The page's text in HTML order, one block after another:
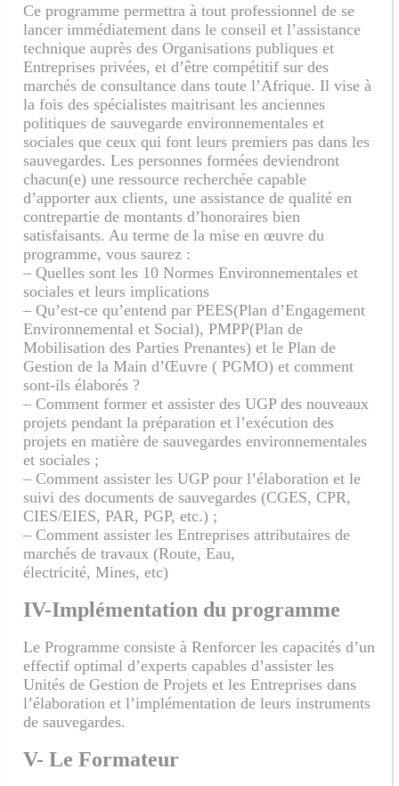
Ce programme permettra à tout professionnel de se
lancer immédiatement dans le conseil et l’assistance
technique auprès des Organisations publiques et
Entreprises privées, et d’être compétitif sur des
marchés de consultance dans toute l’Afrique. Il vise à
la fois des spécialistes maitrisant les anciennes
politiques de sauvegarde environnementales et
sociales que ceux qui font leurs premiers pas dans les
sauvegardes. Les personnes formées deviendront
chacun(e) une ressource recherchée capable
d’apporter aux clients, une assistance de qualité en
contrepartie de montants d’honoraires bien
satisfaisants. Au terme de la mise en œuvre du
programme, vous saurez :
– Quelles sont les 10 Normes Environnementales et
sociales et leurs implications
– Qu’est-ce qu’entend par PEES(Plan d’Engagement
Environnemental et Social), PMPP(Plan de
Mobilisation des Parties Prenantes) et le Plan de
Gestion de la Main d’Œuvre ( PGMO) et comment
sont-ils élaborés ?
– Comment former et assister des UGP des nouveaux
projets pendant la préparation et l’exécution des
projets en matière de sauvegardes environnementales
et sociales ;
– Comment assister les UGP pour l’élaboration et le
suivi des documents de sauvegardes (CGES, CPR,
CIES/EIES, PAR, PGP, etc.) ;
– Comment assister les Entreprises attributaires de
marchés de travaux (Route, Eau,
électricité, Mines, etc)
IV-Implémentation du programme
Le Programme consiste à Renforcer les capacités d’un
effectif optimal d’experts capables d’assister les
Unités de Gestion de Projets et les Entreprises dans
l’élaboration et l’implémentation de leurs instruments
de sauvegardes.
V- Le Formateur